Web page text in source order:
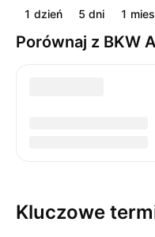
1 dzień 5 dni 1
Porównaj z BKW
Kluczowe